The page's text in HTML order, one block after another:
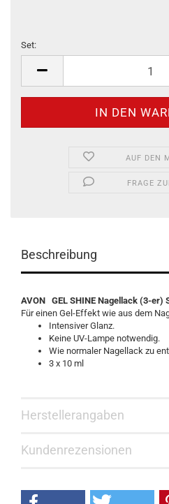
Set:
AUF DEN
FRAGE
Beschreibung
AVON GEL SHINE Nagellack (3-er)
Für einen Gel-Effekt wie aus dem
Intensiver Glanz.
Keine UV-Lampe notwendig.
Wie normaler Nagellack zu
3 x 10 ml
Herstellerangaben
Kundenrezensionen